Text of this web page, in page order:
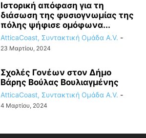
Ιστορική απόφαση για τη
διάσωση της φυσιογνωμίας της
πόλης ψήφισε ομόφωνα...
AtticaCoast, Συντακτική Ομάδα A.V. -
23 Μαρτίου, 2024
Σχολές Γονέων στον Δήμο
Βάρης Βούλας Βουλιαγμένης
AtticaCoast, Συντακτική Ομάδα A.V. -
4 Μαρτίου, 2024